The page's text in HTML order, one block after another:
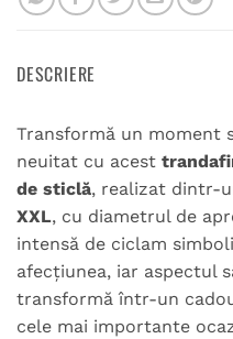
DESCRIERE
Transformă un moment
neuitat cu acest
de sticlă, realizat dintr-
XXL, cu diametrul de
intensă de ciclam
afecțiunea, iar aspectul
transformă într-un
cele mai importante